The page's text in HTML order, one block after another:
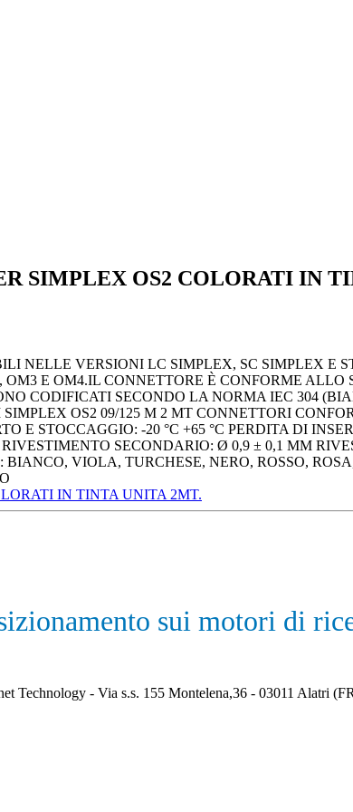
SIMPLEX OS2 COLORATI IN
NELLE VERSIONI LC SIMPLEX, SC SIMPLEX E
E OM4.IL CONNETTORE È CONFORME
CODIFICATI SECONDO LA NORMA IEC 304
OS2 09/125 Μ 2 MT CONNETTORI
E STOCCAGGIO: -20 °C +65 °C PERDITA DI
SECONDARIO: Ø 0,9 ± 0,1 MM
VIOLA, TURCHESE, NERO, ROSSO,
IN TINTA UNITA 2MT.
sui motori di
Technology - Via s.s. 155 Montelena,36 - 03011 Alatri